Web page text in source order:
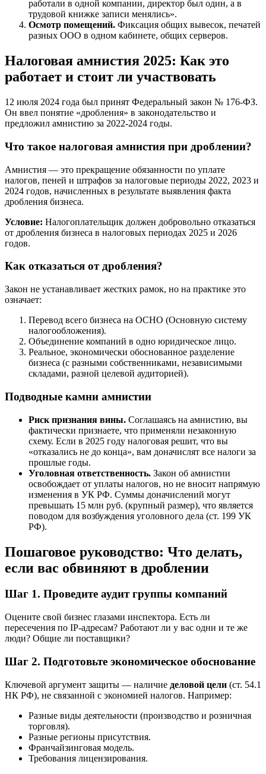
работали в одной компании, директор был один, а в
трудовой книжке записи менялись».
Осмотр помещений. Фиксация общих вывесок, печатей
разных ООО в одном кабинете, общих серверов.
Налоговая амнистия 2025: Как это
работает и стоит ли участвовать
12 июля 2024 года был принят Федеральный закон № 176-ФЗ.
Он ввел понятие «дробления» в законодательство и
предложил амнистию за 2022-2024 годы.
Что такое налоговая амнистия при дроблении?
Амнистия — это прекращение обязанности по уплате
налогов, пеней и штрафов за налоговые периоды 2022, 2023 и
2024 годов, начисленных в результате выявления факта
дробления бизнеса.
Условие: Налогоплательщик должен добровольно отказаться
от дробления бизнеса в налоговых периодах 2025 и 2026
годов.
Как отказаться от дробления?
Закон не устанавливает жестких рамок, но на практике это
означает:
Перевод всего бизнеса на ОСНО (Основную систему
налогообложения).
Объединение компаний в одно юридическое лицо.
Реальное, экономически обоснованное разделение
бизнеса (с разными собственниками, независимыми
складами, разной целевой аудиторией).
Подводные камни амнистии
Риск признания вины. Соглашаясь на амнистию, вы
фактически признаете, что применяли незаконную
схему. Если в 2025 году налоговая решит, что вы
«отказались не до конца», вам доначислят все налоги за
прошлые годы.
Уголовная ответственность. Закон об амнистии
освобождает от уплаты налогов, но не вносит напрямую
изменения в УК РФ. Суммы доначислений могут
превышать 15 млн руб. (крупный размер), что является
поводом для возбуждения уголовного дела (ст. 199 УК
РФ).
Пошаговое руководство: Что делать,
если вас обвиняют в дроблении
Шаг 1. Проведите аудит группы компаний
Оцените свой бизнес глазами инспектора. Есть ли
пересечения по IP-адресам? Работают ли у вас одни и те же
люди? Общие ли поставщики?
Шаг 2. Подготовьте экономическое обоснование
Ключевой аргумент защиты — наличие деловой цели (ст. 54.1
НК РФ), не связанной с экономией налогов. Например:
Разные виды деятельности (производство и розничная
торговля).
Разные регионы присутствия.
Франчайзинговая модель.
Требования лицензирования.